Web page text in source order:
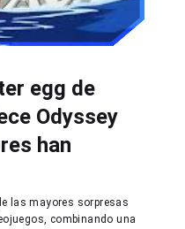
egg de
Odyssey
han
las mayores sorpresas
combinando una